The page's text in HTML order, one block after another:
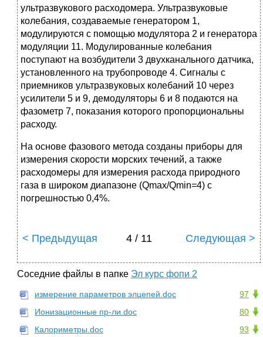
ультразвукового расходомера. Ультразвуковые
колебания, создаваемые генератором 1,
модулируются с помощью модулятора 2 и генератора
модуляции 11. Модулированные колебания
поступают на возбудители 3 двухканального датчика,
установленного на трубопроводе 4. Сигналы с
приемников ультразвуковых колебаний 10 через
усилители 5 и 9, демодуляторы 6 и 8 подаются на
фазометр 7, показания которого пропорциональны
расходу.
На основе фазового метода созданы приборы для
измерения скорости морских течений, а также
расходомеры для измерения расхода природного
газа в широком диапазоне (Qmax/Qmin=4) с
погрешностью 0,4%.
< Предыдущая 4 / 11 Следующая >
Соседние файлы в папке Эл курс фопи 2
97
измерение параметров элцепей.doc
80
Ионизационные пр-ли.doc
93
Калориметры.doc